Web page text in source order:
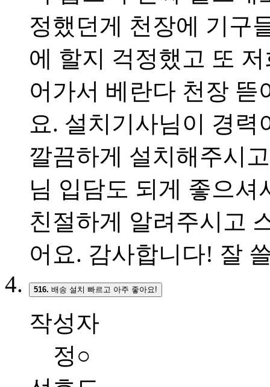
정했던게 천장에 기구
에 할지 걱정했고 또
어가서 베란다 천장
요. 설치기사님이 경
깔끔하게 설치해주시
님 입담도 되게 좋으
친절하게 알려주시고
어요. 감사합니다! 잘
516. 배송 설치 빠르고 아주 좋아요!
작성자
정○